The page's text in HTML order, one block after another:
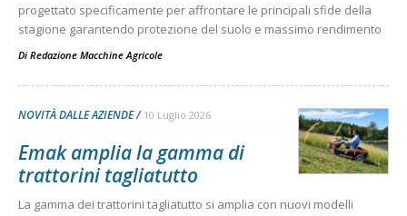
progettato specificamente per affrontare le principali sfide della
stagione garantendo protezione del suolo e massimo rendimento
Di Redazione Macchine Agricole
NOVITÀ DALLE AZIENDE 10 Luglio 2026
Emak amplia la gamma di
trattorini tagliatutto
La gamma dei trattorini tagliatutto si amplia con nuovi modelli